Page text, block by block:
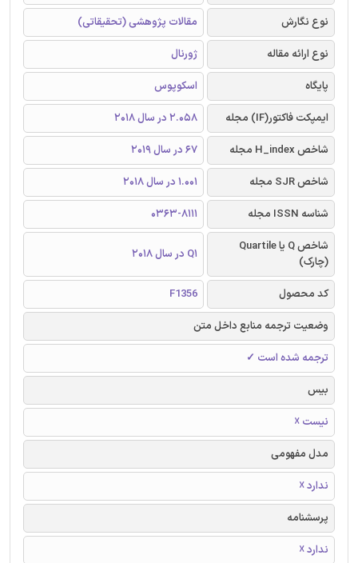
نوع نگارش
مقالات پژوهشی (تحقیقاتی)
نوع ارائه مقاله
ژورنال
پایگاه
اسکوپوس
ایمپکت فاکتور(IF) مجله
2.058 در سال 2018
شاخص H_index مجله
67 در سال 2019
شاخص SJR مجله
1.001 در سال 2018
شناسه ISSN مجله
0363-8111
شاخص Q یا Quartile
(چارک)
Q1 در سال 2018
کد محصول
F1356
وضعیت ترجمه منابع داخل متن
ترجمه شده است ✓
بیس
نیست ☓
مدل مفهومی
ندارد ☓
پرسشنامه
ندارد ☓